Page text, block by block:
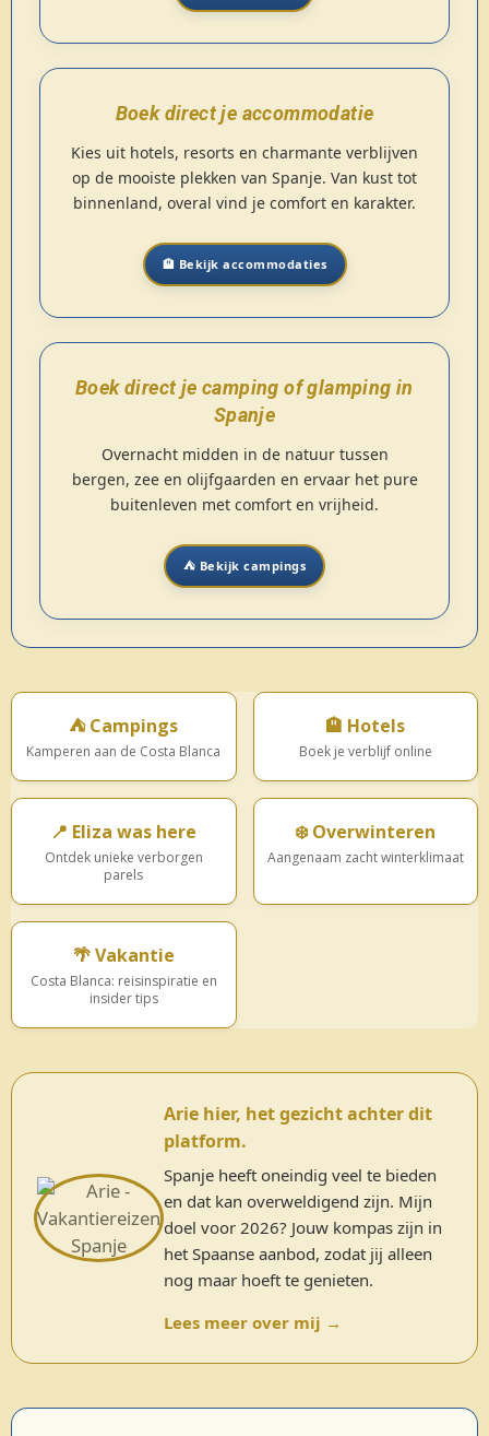
Boek direct je accommodatie
Kies uit hotels, resorts en charmante verblijven
op de mooiste plekken van Spanje. Van kust tot
binnenland, overal vind je comfort en karakter.
🏨 Bekijk accommodaties
Boek direct je camping of glamping in
Spanje
Overnacht midden in de natuur tussen
bergen, zee en olijfgaarden en ervaar het pure
buitenleven met comfort en vrijheid.
⛺ Bekijk campings
⛺ Campings
Kamperen aan de Costa Blanca
🏨 Hotels
Boek je verblijf online
📍 Eliza was here
Ontdek unieke verborgen
parels
❄️ Overwinteren
Aangenaam zacht winterklimaat
🌴 Vakantie
Costa Blanca: reisinspiratie en
insider tips
Arie hier, het gezicht achter dit
platform.
Spanje heeft oneindig veel te bieden
en dat kan overweldigend zijn. Mijn
doel voor 2026? Jouw kompas zijn in
het Spaanse aanbod, zodat jij alleen
nog maar hoeft te genieten.
Lees meer over mij →